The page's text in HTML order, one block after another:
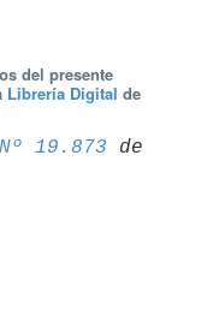
del presente
Librería Digital de
Nº 19.873 de